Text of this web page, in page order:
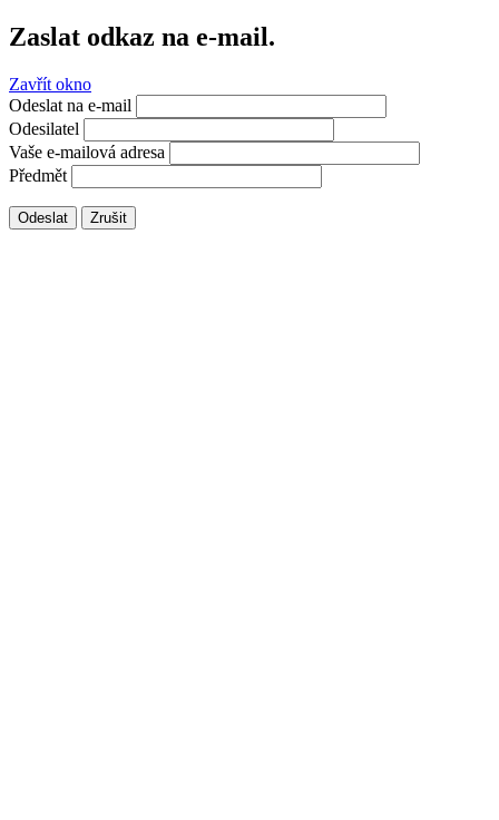
Zaslat odkaz na e-mail.
Zavřít okno
Odeslat na e-mail
Odesilatel
Vaše e-mailová adresa
Předmět
Odeslat Zrušit